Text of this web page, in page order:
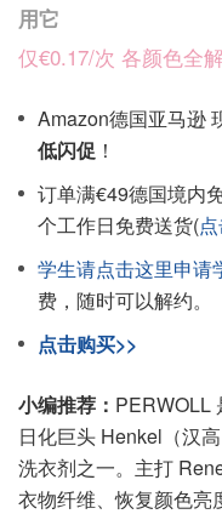
用它
仅€0.17/次 各颜色全
Amazon德国亚马逊
低闪促 ！
订单满€49德国境内
个工作日免费送货(
学生请点击这里申请
费，随时可以解约。
点击购买>>
小编推荐： PERWOLL
日化巨头 Henkel（汉
洗衣剂之一。主打
衣物纤维、恢复颜色亮